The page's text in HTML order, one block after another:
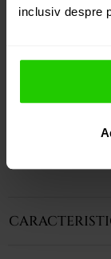
inclusiv despre
bijuterie unica
regasi atat in